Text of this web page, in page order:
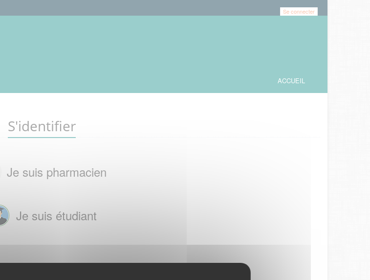
Se connecter
ACCUEIL
S'identifier
Je suis pharmacien
Je suis étudiant